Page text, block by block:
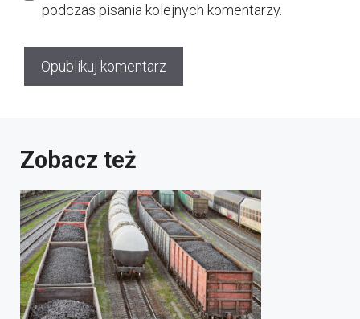
podczas pisania kolejnych komentarzy.
Zobacz też